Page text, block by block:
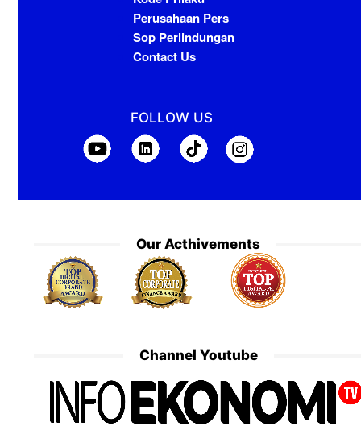
Perusahaan Pers
Sop Perlindungan
Contact Us
FOLLOW US
Our Acthivements
Channel Youtube